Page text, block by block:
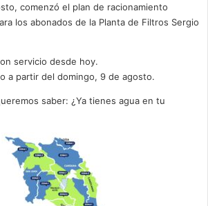
comenzó el plan de racionamiento
los abonados de la Planta de Filtros Sergio
servicio desde hoy.
a partir del domingo, 9 de agosto.
saber: ¿Ya tienes agua en tu